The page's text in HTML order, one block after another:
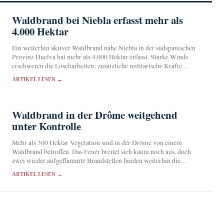
Waldbrand bei Niebla erfasst mehr als
4.000 Hektar
Ein weiterhin aktiver Waldbrand nahe Niebla in der südspanischen
Provinz Huelva hat mehr als 4.000 Hektar erfasst. Starke Winde
erschweren die Löscharbeiten; zusätzliche militärische Kräfte
ARTIKEL LESEN →
Waldbrand in der Drôme weitgehend
unter Kontrolle
Mehr als 300 Hektar Vegetation sind in der Drôme von einem
Waldbrand betroffen. Das Feuer breitet sich kaum noch aus, doch
zwei wieder aufgeflammte Brandstellen binden weiterhin die
ARTIKEL LESEN →